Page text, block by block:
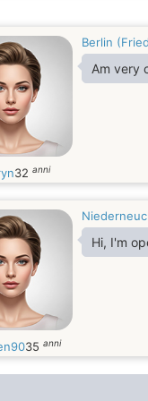
Berlin
Am very
32 anni
Hi, I'm
35 anni